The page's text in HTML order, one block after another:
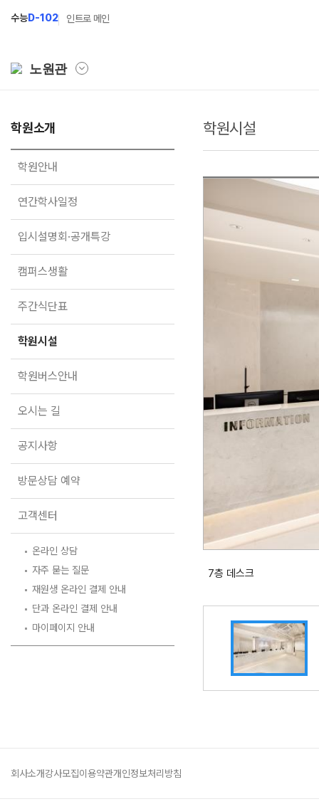
수능D-102 인트로 메인
노원관
학원소개
학원안내
연간학사일정
캠퍼스생활
주간식단표
학원시설
학원버스안내
오시는 길
공지사항
방문상담 예약
고객센터
재원생 온라인 결제 안내
단과 온라인 결제 안내
마이페이지 안내
2027 파이널 정규반
2027 N수 정규반
2027 반수반
2027 지역의사제 특별반
대학별 논술 파이널 특강
Fit
Fit
학원소개
학원안내
연간학사일정
입시설명회·공개특강
캠퍼스생활
주간식단표
학원시설
학원버스안내
오시는 길
공지사항
방문상담 예약
고객센터
온라인 상담
자주 묻는 질문
재원생 온라인 결제 안내
단과 온라인 결제 안내
마이페이지 안내
학원시설
7층 데스크
회사소개강사모집이용약관개인정보처리방침